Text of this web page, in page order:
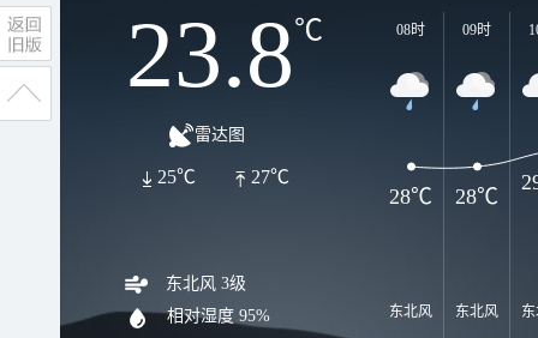
23.8℃
雷达图
27℃
25℃
东北风 3级
相对湿度 95%
08时
东北风
09时
东北风
28℃ 28℃